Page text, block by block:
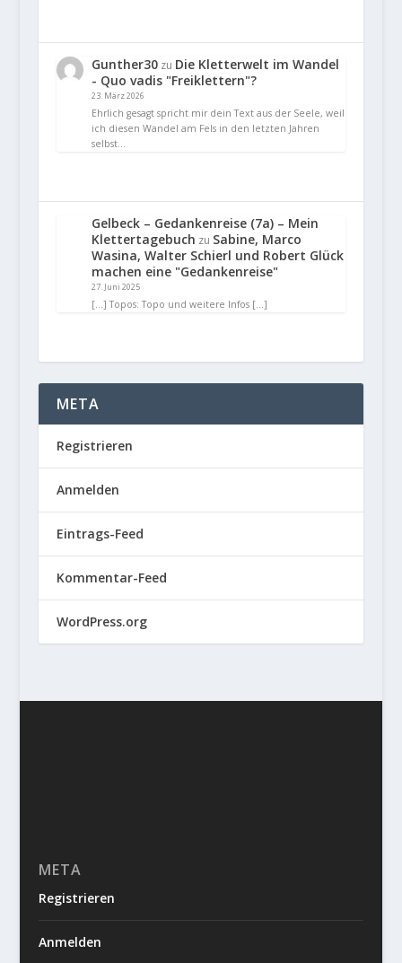
Gunther30zu Die Kletterwelt im Wandel
- Quo vadis "Freiklettern"?
23. März 2026
Ehrlich gesagt spricht mir dein Text aus der Seele, weil
ich diesen Wandel am Fels in den letzten Jahren
selbst…
Gelbeck – Gedankenreise (7a) – Mein
Klettertagebuch zu Sabine, Marco
Wasina, Walter Schierl und Robert Glück
machen eine "Gedankenreise"
27. Juni 2025
[…] Topos: Topo und weitere Infos […]
META
Registrieren
Anmelden
Eintrags-Feed
Kommentar-Feed
WordPress.org
META
Registrieren
Anmelden